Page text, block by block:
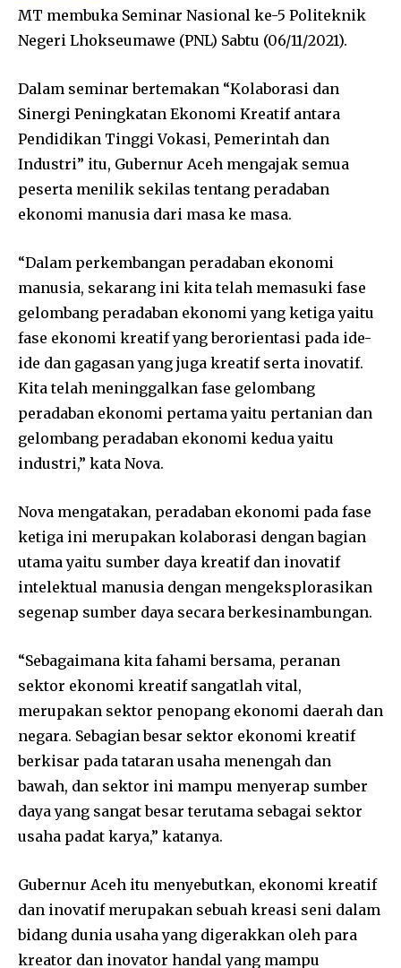
MT membuka Seminar Nasional ke-5 Politeknik
Negeri Lhokseumawe (PNL) Sabtu (06/11/2021).
Dalam seminar bertemakan “Kolaborasi dan
Sinergi Peningkatan Ekonomi Kreatif antara
Pendidikan Tinggi Vokasi, Pemerintah dan
Industri” itu, Gubernur Aceh mengajak semua
peserta menilik sekilas tentang peradaban
ekonomi manusia dari masa ke masa.
“Dalam perkembangan peradaban ekonomi
manusia, sekarang ini kita telah memasuki fase
gelombang peradaban ekonomi yang ketiga yaitu
fase ekonomi kreatif yang berorientasi pada ide-
ide dan gagasan yang juga kreatif serta inovatif.
Kita telah meninggalkan fase gelombang
peradaban ekonomi pertama yaitu pertanian dan
gelombang peradaban ekonomi kedua yaitu
industri,” kata Nova.
Nova mengatakan, peradaban ekonomi pada fase
ketiga ini merupakan kolaborasi dengan bagian
utama yaitu sumber daya kreatif dan inovatif
intelektual manusia dengan mengeksplorasikan
segenap sumber daya secara berkesinambungan.
“Sebagaimana kita fahami bersama, peranan
sektor ekonomi kreatif sangatlah vital,
merupakan sektor penopang ekonomi daerah dan
negara. Sebagian besar sektor ekonomi kreatif
berkisar pada tataran usaha menengah dan
bawah, dan sektor ini mampu menyerap sumber
daya yang sangat besar terutama sebagai sektor
usaha padat karya,” katanya.
Gubernur Aceh itu menyebutkan, ekonomi kreatif
dan inovatif merupakan sebuah kreasi seni dalam
bidang dunia usaha yang digerakkan oleh para
kreator dan inovator handal yang mampu